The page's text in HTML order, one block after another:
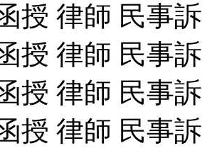
授 律師 民事
授 律師 民事
授 律師 民事
授 律師 民事